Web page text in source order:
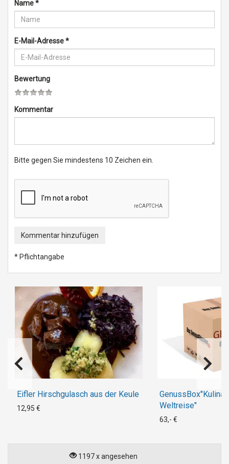
Name*
E-Mail-Adresse*
Bewertung
Kommentar
Bitte gegen Sie mindestens 10 Zeichen ein.
Kommentar hinzufügen
* Pflichtangabe
Eifler Hirschgulasch aus der Keule
12,95 €
Weltreise"
63,- €
1197 x angesehen